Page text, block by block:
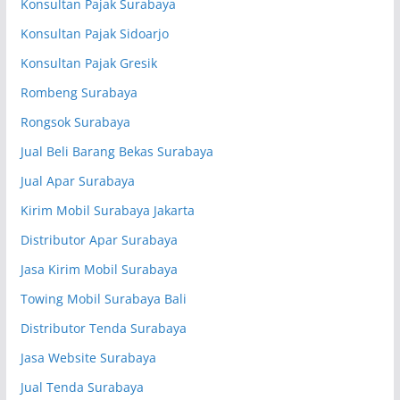
Konsultan Pajak Surabaya
Konsultan Pajak Sidoarjo
Konsultan Pajak Gresik
Rombeng Surabaya
Rongsok Surabaya
Jual Beli Barang Bekas Surabaya
Jual Apar Surabaya
Kirim Mobil Surabaya Jakarta
Distributor Apar Surabaya
Jasa Kirim Mobil Surabaya
Towing Mobil Surabaya Bali
Distributor Tenda Surabaya
Jasa Website Surabaya
Jual Tenda Surabaya